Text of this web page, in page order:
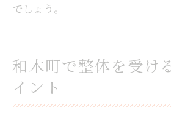
でしょう。
和木町で整体を受け
イント